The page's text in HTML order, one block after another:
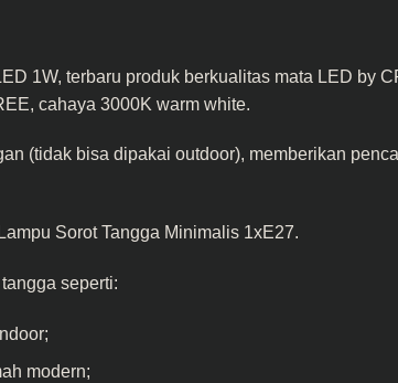
1W, terbaru produk berkualitas mata LED by
cahaya 3000K warm white.
(tidak bisa dipakai outdoor), memberikan
Lampu Sorot Tangga Minimalis 1xE27.
seperti:
modern;